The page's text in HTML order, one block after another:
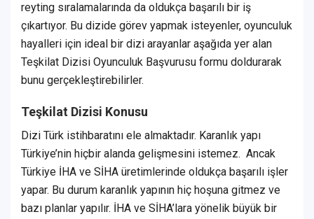
reyting sıralamalarında da oldukça başarılı bir iş
çıkartıyor. Bu dizide görev yapmak isteyenler, oyunculuk
hayalleri için ideal bir dizi arayanlar aşağıda yer alan
Teşkilat Dizisi Oyunculuk Başvurusu formu doldurarak
bunu gerçekleştirebilirler.
Teşkilat Dizisi Konusu
Dizi Türk istihbaratını ele almaktadır. Karanlık yapı
Türkiye’nin hiçbir alanda gelişmesini istemez. Ancak
Türkiye İHA ve SİHA üretimlerinde oldukça başarılı işler
yapar. Bu durum karanlık yapının hiç hoşuna gitmez ve
bazı planlar yapılır. İHA ve SİHA’lara yönelik büyük bir